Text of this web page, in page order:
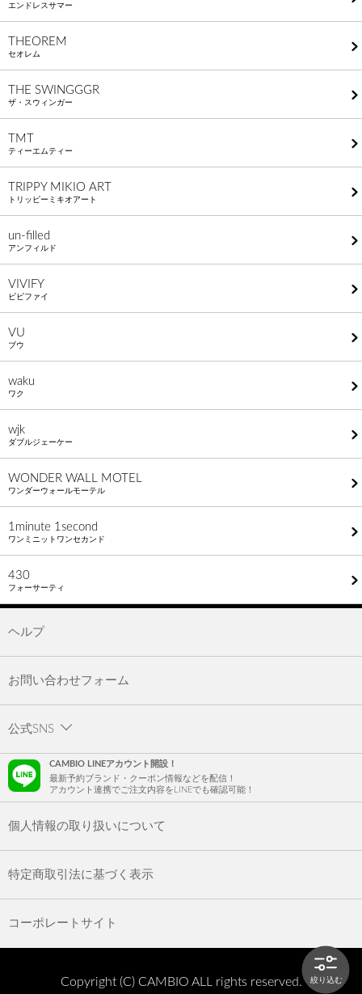
エンドレスサマー
THEOREM
セオレム
THE SWINGGGR
ザ・スウィンガー
TMT
ティーエムティー
TRIPPY MIKIO ART
トリッピーミキオアート
un-filled
アンフィルド
VIVIFY
ビビファイ
VU
ブウ
waku
ワク
wjk
ダブルジェーケー
WONDER WALL MOTEL
ワンダーウォールモーテル
1minute​ 1second
ワンミニットワンセカンド
430
フォーサーティ
ヘルプ
お問い合わせフォーム
公式SNS
CAMBIO LINEアカウント開設！
最新予約ブランド・クーポン情報などを配信！
アカウント連携でご注文内容をLINEでも確認可能！
個人情報の取り扱いについて
特定商取引法に基づく表示
コーポレートサイト
Copyright (C) CAMBIO ALL rights reserved.